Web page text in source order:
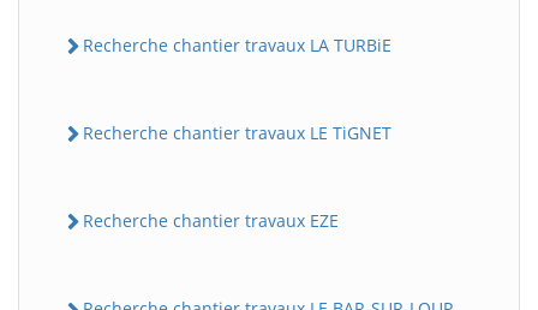
Recherche chantier travaux LA TURBiE
Recherche chantier travaux LE TiGNET
Recherche chantier travaux EZE